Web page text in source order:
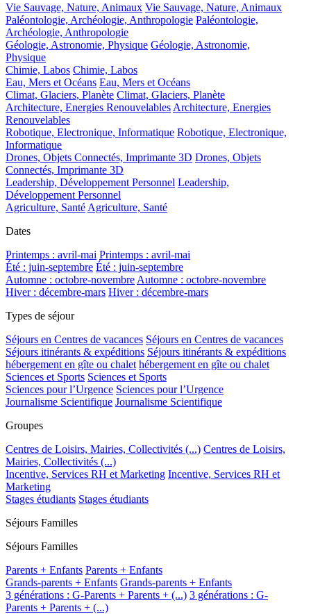
Vie Sauvage, Nature, Animaux Vie Sauvage, Nature, Animaux
Paléontologie, Archéologie, Anthropologie Paléontologie,
Archéologie, Anthropologie
Géologie, Astronomie, Physique Géologie, Astronomie,
Physique
Chimie, Labos Chimie, Labos
Eau, Mers et Océans Eau, Mers et Océans
Climat, Glaciers, Planète Climat, Glaciers, Planète
Architecture, Energies Renouvelables Architecture, Energies
Renouvelables
Robotique, Electronique, Informatique Robotique, Electronique,
Informatique
Drones, Objets Connectés, Imprimante 3D Drones, Objets
Connectés, Imprimante 3D
Leadership, Développement Personnel Leadership,
Développement Personnel
Agriculture, Santé Agriculture, Santé
Dates
Printemps : avril-mai Printemps : avril-mai
Été : juin-septembre Été : juin-septembre
Automne : octobre-novembre Automne : octobre-novembre
Hiver : décembre-mars Hiver : décembre-mars
Types de séjour
Séjours en Centres de vacances Séjours en Centres de vacances
Séjours itinérants & expéditions Séjours itinérants & expéditions
hébergement en gîte ou chalet hébergement en gîte ou chalet
Sciences et Sports Sciences et Sports
Sciences pour l’Urgence Sciences pour l’Urgence
Journalisme Scientifique Journalisme Scientifique
Groupes
Centres de Loisirs, Mairies, Collectivités (...) Centres de Loisirs,
Mairies, Collectivités (...)
Incentive, Services RH et Marketing Incentive, Services RH et
Marketing
Stages étudiants Stages étudiants
Séjours Familles
Séjours Familles
Parents + Enfants Parents + Enfants
Grands-parents + Enfants Grands-parents + Enfants
3 générations : G-Parents + Parents + (...) 3 générations : G-
Parents + Parents + (...)